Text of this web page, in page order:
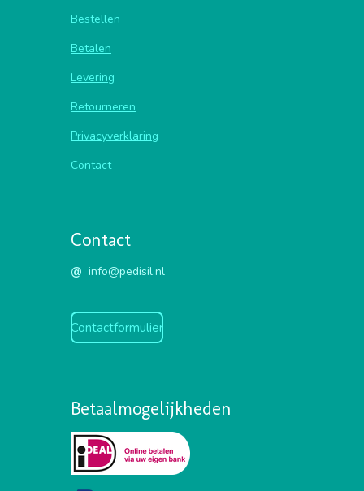
Bestellen
Betalen
Levering
Retourneren
Privacyverklaring
Contact
Contact
@ info@pedisil.nl
Contactformulier
Betaalmogelijkheden